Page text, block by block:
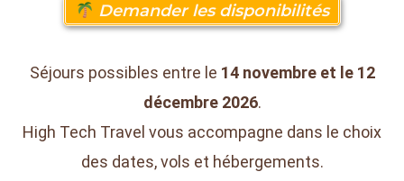
Demander les disponibilités
Séjours possibles entre le 14 novembre et le 12
décembre 2026.
High Tech Travel vous accompagne dans le choix
des dates, vols et hébergements.